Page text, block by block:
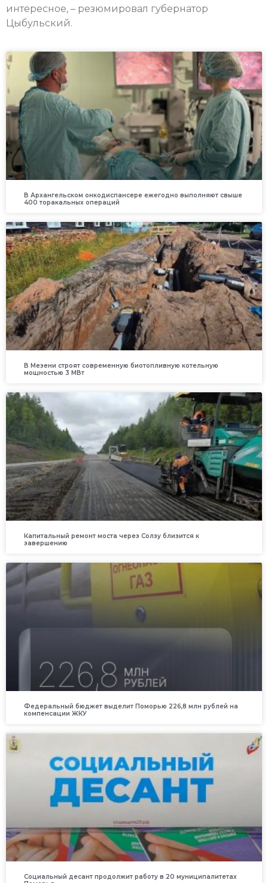
интересное, – резюмировал губернатор
Цыбульский.
В Архангельском онкодиспансере ежегодно выполняют свыше
400 торакальных операций
В Мезени строят современную биотопливную котельную
мощностью 3 МВт
Капитальный ремонт моста через Солзу близится к
завершению
Федеральный бюджет выделит Поморью 226,8 млн рублей на
компенсации ЖКУ
Социальный десант продолжит работу в 20 муниципалитетах